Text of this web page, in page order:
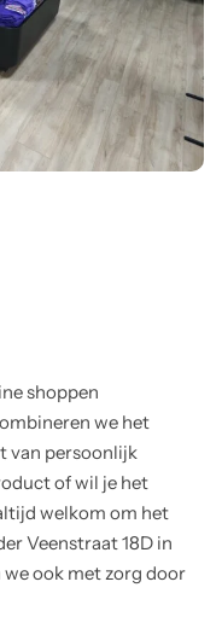
shoppen
we het
van persoonlijk
of wil je het
welkom om het
Veenstraat 18D in
ook met zorg door